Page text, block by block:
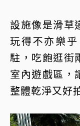
設施像是滑草
玩得不亦樂
駐，吃飽逛街
室內遊戲區，
整體乾淨又好